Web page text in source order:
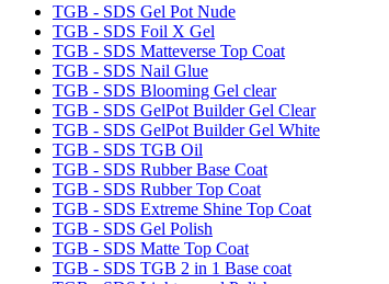
TGB - SDS Gel Pot Nude
TGB - SDS Foil X Gel
TGB - SDS Matteverse Top Coat
TGB - SDS Nail Glue
TGB - SDS Blooming Gel clear
TGB - SDS GelPot Builder Gel Clear
TGB - SDS GelPot Builder Gel White
TGB - SDS TGB Oil
TGB - SDS Rubber Base Coat
TGB - SDS Rubber Top Coat
TGB - SDS Extreme Shine Top Coat
TGB - SDS Gel Polish
TGB - SDS Matte Top Coat
TGB - SDS TGB 2 in 1 Base coat